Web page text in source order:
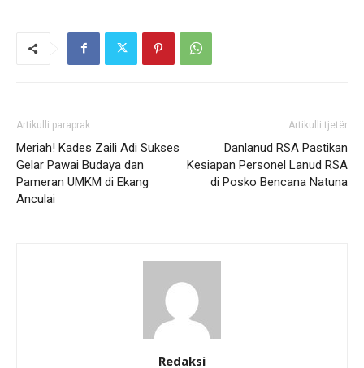
Artikulli paraprak
Meriah! Kades Zaili Adi Sukses
Gelar Pawai Budaya dan
Pameran UMKM di Ekang
Anculai
Artikulli tjetër
Danlanud RSA Pastikan
Kesiapan Personel Lanud RSA
di Posko Bencana Natuna
Redaksi